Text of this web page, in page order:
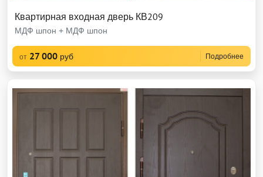
Квартирная входная дверь КВ209
МДФ шпон + МДФ шпон
от 27 000 руб Подробнее